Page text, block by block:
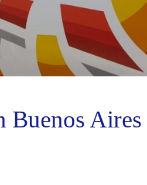
Buenos Aires